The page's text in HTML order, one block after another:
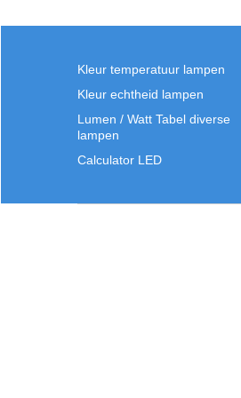
Kleur temperatuur lampen
Kleur echtheid lampen
Lumen / Watt Tabel diverse
lampen
Calculator LED